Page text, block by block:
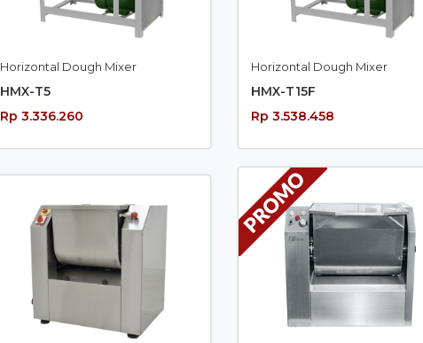
Horizontal Dough Mixer
HMX-T5
Rp 3.336.260
Horizontal Dough Mixer
HMX-T15F
Rp 3.538.458